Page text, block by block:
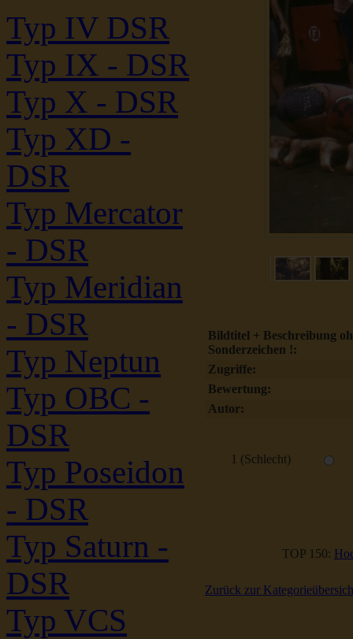
Typ IV DSR
Typ IX - DSR
Typ X - DSR
Typ XD -
DSR
Typ Mercator
- DSR
Typ Meridian
- DSR
Typ Neptun
Typ OBC -
DSR
Typ Poseidon
- DSR
Typ Saturn -
DSR
Typ VCS
Bildtitel + Beschreibung
Sonderzeichen !:
Zugriffe:
Bewertung:
Autor:
1 (Schlecht)
TOP 150:
Zurück zur